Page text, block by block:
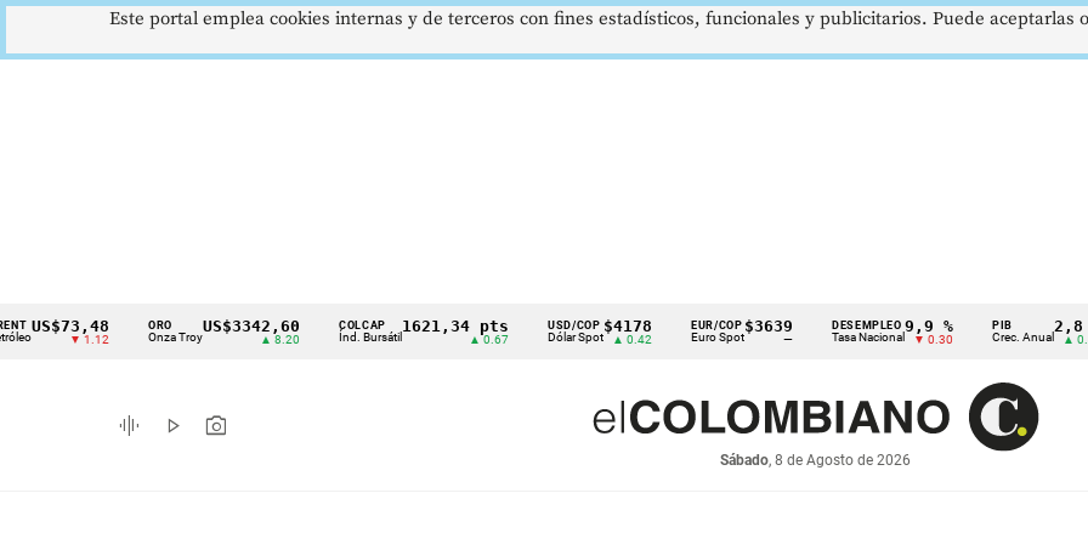
Cintillo
indicadores
económicos
▼ 1.12
ORO
Onza Troy
US$3342,60 COLCAP
Índ. Bursátil
1621,34 pts USD/COP
Dólar Spot
$4178
▲ 0.42
EUR/COP
Euro Spot
$3639
—
DESEMPLEO
Tasa Nacional
9,9 %
▼ 0.30
PIB
Crec. Anual
2,8 %
▲ 0.10
graphic_eq play_arrow photo_camera
Sábado, 8 de Agosto de 2026
Este portal emplea cookies internas y de terceros con fines estadísticos, funcionales y publicitarios. Puede aceptarlas